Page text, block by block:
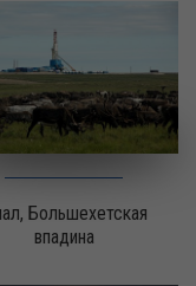
Большехетская
впадина